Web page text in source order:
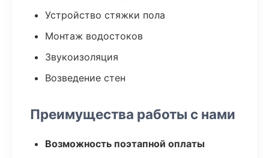
Устройство стяжки пола
Монтаж водостоков
Звукоизоляция
Возведение стен
Преимущества работы с нами
Возможность поэтапной оплаты